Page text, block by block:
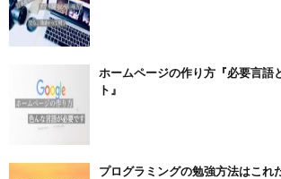
ホームページの作り方『必要言語
ト』
プログラミングの勉強方法はこれ